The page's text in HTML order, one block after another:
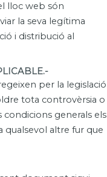
lloc web són
la seva legítima
i distribució al
per la legislació
tota controvèrsia o
generals els
qualsevol altre fur que